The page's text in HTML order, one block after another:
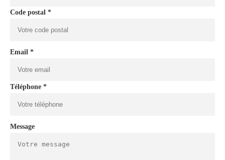
Code postal *
Email *
Téléphone *
Message